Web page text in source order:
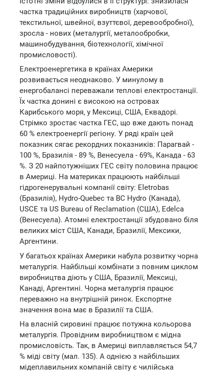
частка традиційних виробництв (харчової,
текстильної, швейної, взуттєвої, деревообробної),
зросла - нових (металургії, металообробки,
машинобудування, біотехнології, хімічної
промисловості).
Електроенергетика в країнах Америки
розвивається неоднаково. У минулому в
енергобалансі переважали теплові електростанції.
Їх частка донині є високою на островах
Карибського моря, у Мексиці, США, Еквадорі.
Стрімко зростає частка ГЕС, що вже дають понад
60 % електроенергії регіону. У ряді країн цей
показник сягає рекордних показників: Парагвай -
100 %, Бразилія - 89 %, Венесуела - 69%, Канада - 63
%. З 20 найпотужніших ГЕС світу половина працює
в Америці. На материках працюють найбільші
гідрогенерувальні компанії світу: Eletrobas
(Бразилія), Hydro-Quebec та ВС Hydro (Канада),
USCE та US Bureau of Reclamation (США), Edelca
(Венесуела). Атомні електростанції збудовано біля
великих міст США, Канади, Бразилії, Мексики,
Аргентини.
У багатьох країнах Америки набула розвитку чорна
металургія. Найбільші комбінати з повним циклом
виробництва діють у США, Бразилії, Мексиці,
Канаді, Аргентині. Чорна металургія працює
переважно на внутрішній ринок. Експортне
значення вона має в Бразилії та США.
На власній сировині працює потужна кольорова
металургія. Провідним виробництвом є мідна
промисловість. Так, в Америці виплавляється 54,7
% міді світу (мал. 135). А однією з найбільших
мідеплавильних компаній світу є чилійська